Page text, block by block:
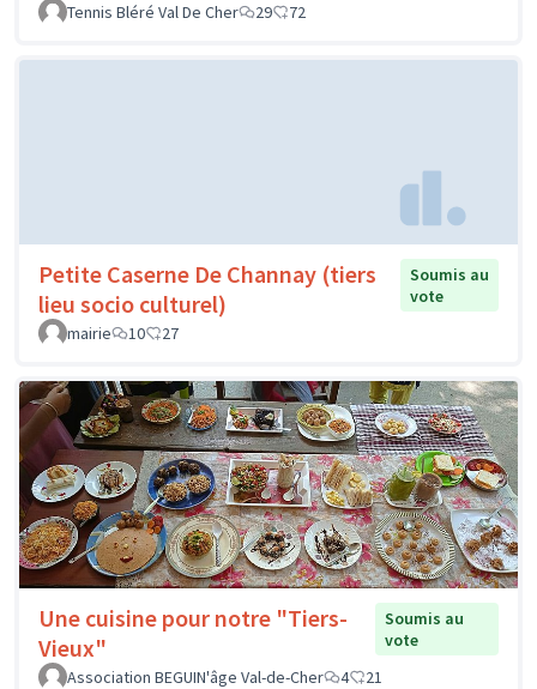
Tennis Bléré Val De Cher
29 72
Petite Caserne De Channay (tiers
lieu socio culturel)
Soumis au
vote
mairie
10 27
Une cuisine pour notre "Tiers-
Vieux"
Soumis au
vote
Association BEGUIN'âge Val-de-Cher
4 21